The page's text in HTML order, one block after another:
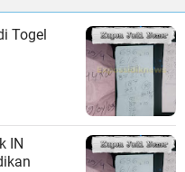
Togel
IN